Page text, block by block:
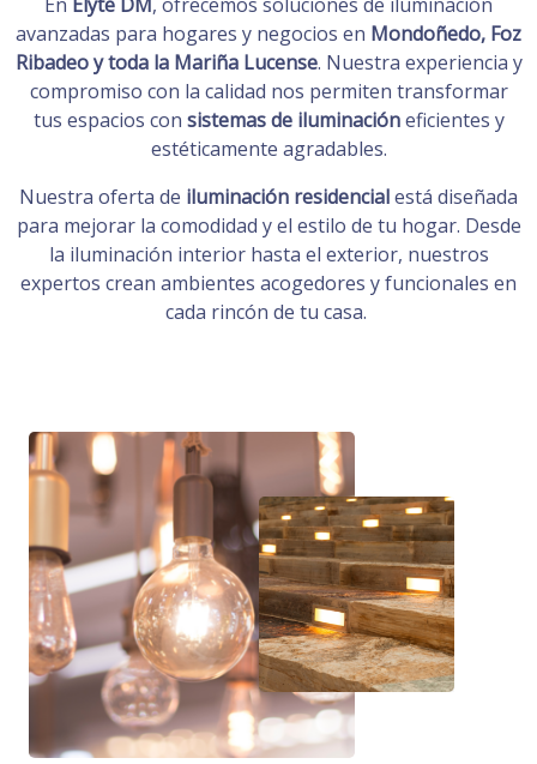
avanzadas para hogares y negocios en Mondoñedo, Foz
Ribadeo y toda la Mariña Lucense. Nuestra experiencia y
compromiso con la calidad nos permiten transformar
tus espacios con sistemas de iluminacióneficientes y
estéticamente agradables.
Nuestra oferta de iluminación residencialestá diseñada
para mejorar la comodidad y el estilo de tu hogar. Desde
la iluminación interior hasta el exterior, nuestros
expertos crean ambientes acogedores y funcionales en
cada rincón de tu casa.